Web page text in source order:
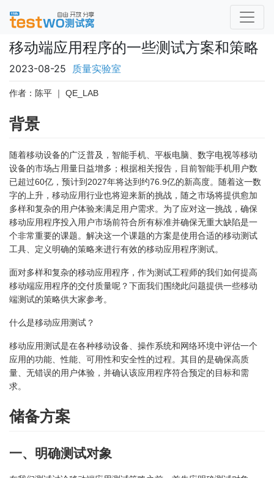
移动端应用程序的一些测试方案和策略
2023-08-25 质量实验室
作者：陈平 ｜ QE_LAB
背景
随着移动设备的广泛普及，智能手机、平板电脑、数字电视等移动
设备的市场占用量日益增多；根据相关报告，目前智能手机用户数
已超过60亿，预计到2027年将达到约76.9亿的新高度。随着这一数
字的上升，移动应用行业也将迎来新的挑战，随之市场将提供愈加
多样和复杂的用户体验来满足用户需求。为了应对这一挑战，确保
移动应用程序投入用户市场前符合所有标准并确保无重大缺陷是一
个非常重要的课题。解决这一个课题的方案是使用合适的移动测试
工具、定义明确的策略来进行有效的移动应用程序测试。
面对多样和复杂的移动应用程序，作为测试工程师的我们如何提高
移动端应用程序的交付质量呢？下面我们围绕此问题提供一些移动
端测试的策略供大家参考。
什么是移动应用测试？
移动应用测试是在各种移动设备、操作系统和网络环境中评估一个
应用的功能、性能、可用性和安全性的过程。其目的是确保高质
量、无错误的用户体验，并确认该应用程序符合预定的目标和需
求。
储备方案
一、明确测试对象